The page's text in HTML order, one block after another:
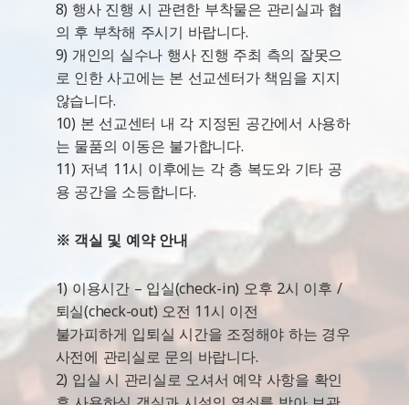
8) 행사 진행 시 관련한 부착물은 관리실과 협
의 후 부착해 주시기 바랍니다.
9) 개인의 실수나 행사 진행 주최 측의 잘못으
로 인한 사고에는 본 선교센터가 책임을 지지
않습니다.
10) 본 선교센터 내 각 지정된 공간에서 사용하
는 물품의 이동은 불가합니다.
11) 저녁 11시 이후에는 각 층 복도와 기타 공
용 공간을 소등합니다.
※ 객실 및 예약 안내
1) 이용시간 – 입실(check-in) 오후 2시 이후 /
퇴실(check-out) 오전 11시 이전
불가피하게 입퇴실 시간을 조정해야 하는 경우
사전에 관리실로 문의 바랍니다.
2) 입실 시 관리실로 오셔서 예약 사항을 확인